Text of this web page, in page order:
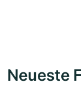
Neueste